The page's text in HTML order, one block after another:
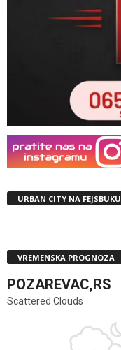
URBAN CITY NA FEJSBUKU
VREMENSKA PROGNOZA
POZAREVAC,RS
Scattered Clouds